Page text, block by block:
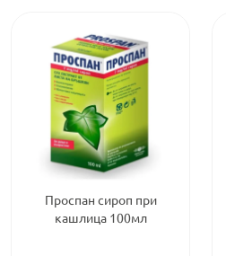
Проспан сироп при
кашлица 100мл